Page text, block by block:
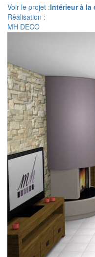
Voir le projet :Intérieur à la
Réalisation :
MH DECO